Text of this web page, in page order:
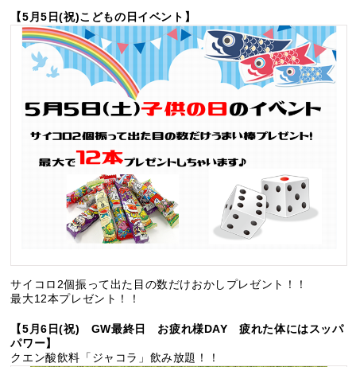
【5月5日(祝)こどもの日イベント】
サイコロ2個振って出た目の数だけおかしプレゼント！！
最大12本プレゼント！！
【5月6日(祝) GW最終日 お疲れ様DAY 疲れた体にはスッパ
パワー】
クエン酸飲料「ジャコラ」飲み放題！！